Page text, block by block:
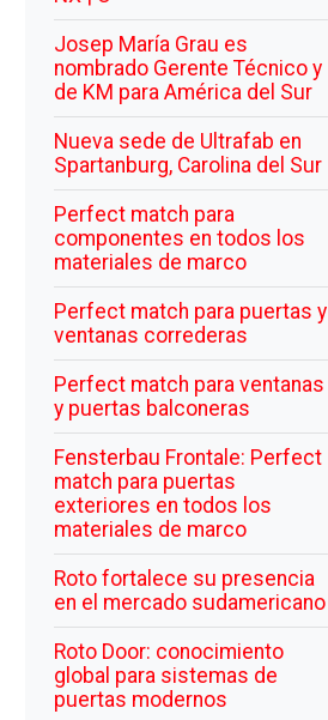
Josep María Grau es
nombrado Gerente Técnico y
de KM para América del Sur
Nueva sede de Ultrafab en
Spartanburg, Carolina del Sur
Perfect match para
componentes en todos los
materiales de marco
Perfect match para puertas y
ventanas correderas
Perfect match para ventanas
y puertas balconeras
Fensterbau Frontale: Perfect
match para puertas
exteriores en todos los
materiales de marco
Roto fortalece su presencia
en el mercado sudamericano
Roto Door: conocimiento
global para sistemas de
puertas modernos